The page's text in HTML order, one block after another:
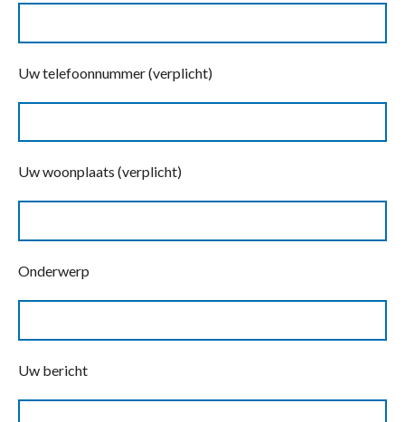
Uw telefoonnummer (verplicht)
Uw woonplaats (verplicht)
Onderwerp
Uw bericht